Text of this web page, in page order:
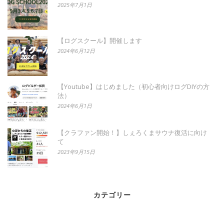
2025年7月1日
【ログスクール】開催します
2024年6月12日
【Youtube】はじめました（初心者向けログDIYの方
法）
2024年6月1日
【クラファン開始！】しぇろくまサウナ復活に向け
て
2023年9月15日
カテゴリー